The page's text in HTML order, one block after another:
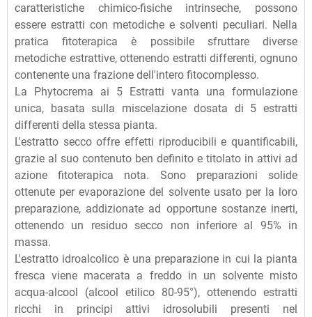
caratteristiche chimico-fisiche intrinseche, possono
essere estratti con metodiche e solventi peculiari. Nella
pratica fitoterapica è possibile sfruttare diverse
metodiche estrattive, ottenendo estratti differenti, ognuno
contenente una frazione dell'intero fitocomplesso.
La Phytocrema ai 5 Estratti vanta una formulazione
unica, basata sulla miscelazione dosata di 5 estratti
differenti della stessa pianta.
L'estratto secco offre effetti riproducibili e quantificabili,
grazie al suo contenuto ben definito e titolato in attivi ad
azione fitoterapica nota. Sono preparazioni solide
ottenute per evaporazione del solvente usato per la loro
preparazione, addizionate ad opportune sostanze inerti,
ottenendo un residuo secco non inferiore al 95% in
massa.
L'estratto idroalcolico è una preparazione in cui la pianta
fresca viene macerata a freddo in un solvente misto
acqua-alcool (alcool etilico 80-95°), ottenendo estratti
ricchi in principi attivi idrosolubili presenti nel